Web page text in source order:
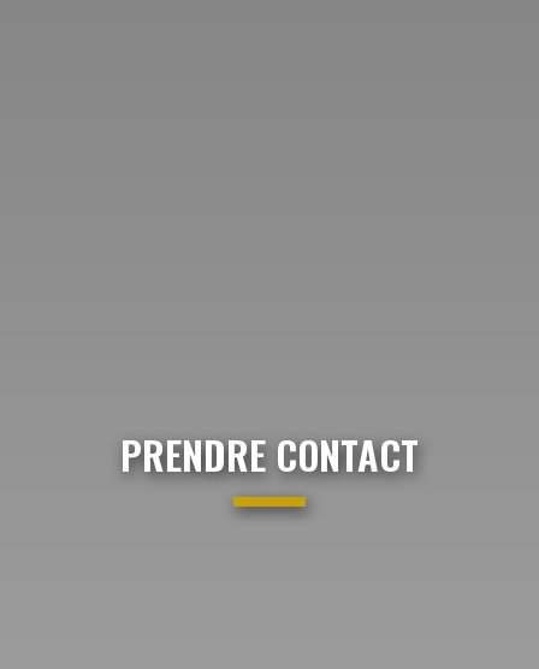
PRENDRE CONTACT